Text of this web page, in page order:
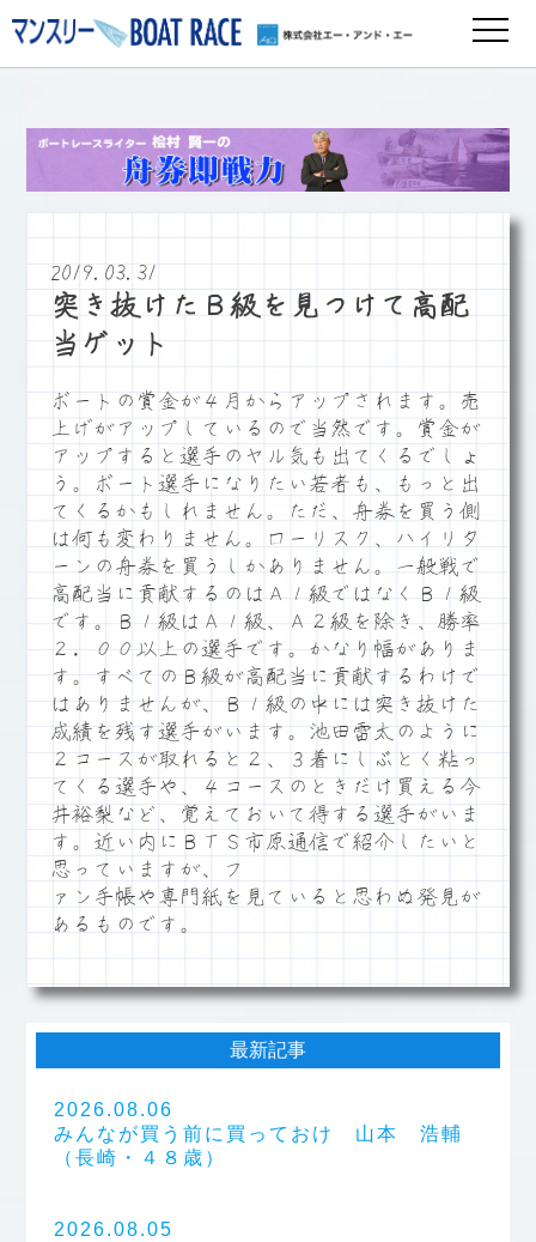
2019.03.31
突き抜けたＢ級を見つけて高配
当ゲット
ボートの賞金が４月からアップされます。売
上げがアップしているので当然です。賞金が
アップすると選手のヤル気も出てくるでしょ
う。ボート選手になりたい若者も、もっと出
てくるかもしれません。ただ、舟券を買う側
は何も変わりません。ローリスク、ハイリタ
ーンの舟券を買うしかありません。一般戦で
高配当に貢献するのはＡ１級ではなくＢ１級
です。Ｂ１級はＡ１級、Ａ２級を除き、勝率
２．００以上の選手です。かなり幅がありま
す。すべてのＢ級が高配当に貢献するわけで
はありませんが、Ｂ１級の中には突き抜けた
成績を残す選手がいます。池田雷太のように
２コースが取れると２、３着にしぶとく粘っ
てくる選手や、４コースのときだけ買える今
井裕梨など、覚えておいて得する選手がいま
す。近い内にＢＴＳ市原通信で紹介したいと
思っていますが、フ
ァン手帳や専門紙を見ていると思わぬ発見が
あるものです。
最新記事
2026.08.06
みんなが買う前に買っておけ 山本 浩輔
（長崎・４８歳）
2026.08.05